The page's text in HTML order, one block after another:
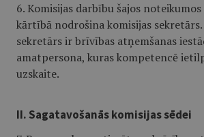
6. Komisijas darbību šajos
kārtībā nodrošina komisijas sekretārs.
sekretārs ir brīvības atņemšanas
amatpersona, kuras kompetencē
uzskaite.
II. Sagatavošanās komisijas sēdei